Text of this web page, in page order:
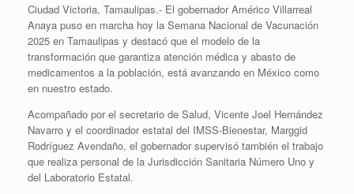
Ciudad Victoria, Tamaulipas.- El gobernador Américo Villarreal
Anaya puso en marcha hoy la Semana Nacional de Vacunación
2025 en Tamaulipas y destacó que el modelo de la
transformación que garantiza atención médica y abasto de
medicamentos a la población, está avanzando en México como
en nuestro estado.
Acompañado por el secretario de Salud, Vicente Joel Hernández
Navarro y el coordinador estatal del IMSS-Bienestar, Marggid
Rodríguez Avendaño, el gobernador supervisó también el trabajo
que realiza personal de la Jurisdicción Sanitaria Número Uno y
del Laboratorio Estatal.